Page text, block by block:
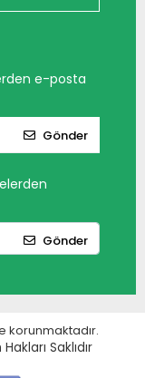
e-posta
Gönder
Gönder
korunmaktadır.
Saklıdır